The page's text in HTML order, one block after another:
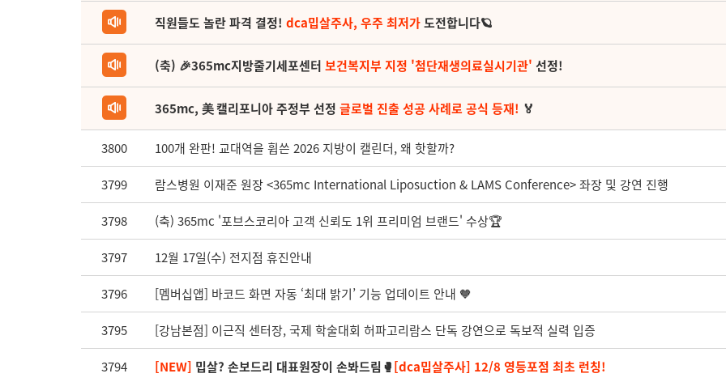
직원들도 놀란 파격 결정! dca밉살주사, 우주 최저가도전합니다🪐
(축) 🎉365mc지방줄기세포센터 보건복지부 지정 '첨단재생의료실시기관' 선정!
365mc, 美 캘리포니아 주정부 선정 글로벌 진출 성공 사례로 공식 등재! 🏅
3800 100개 완판! 교대역을 휩쓴 2026 지방이 캘린더, 왜 핫할까?
3799 람스병원 이재준 원장 <365mc International Liposuction & LAMS Conference> 좌장 및 강연 진행
3798 (축) 365mc '포브스코리아 고객 신뢰도 1위 프리미엄 브랜드' 수상🏆️
3797 12월 17일(수) 전지점 휴진안내
3796 [멤버십앱] 바코드 화면 자동 ‘최대 밝기’ 기능 업데이트 안내 🧡
3795 [강남본점] 이근직 센터장, 국제 학술대회 허파고리람스 단독 강연으로 독보적 실력 입증
3794 [NEW] 밉살? 손보드리 대표원장이 손봐드림🥊[dca밉살주사] 12/8 영등포점 최초 런칭!